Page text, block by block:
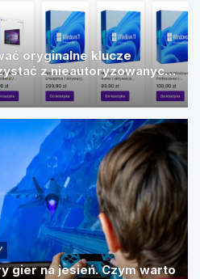
oryginalne klucze
z nieautoryzowanych
gier na jesień. Czym warto